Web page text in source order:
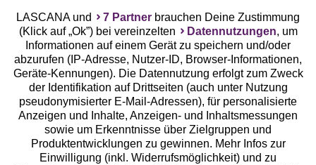
Geprüfte Sicherheit
Unsere Apps
LASCANA und 7 Partner brauchen Deine Zustimmung
(Klick auf „Ok”) bei vereinzelten
Datennutzungen, um
Informationen auf einem Gerät zu speichern und/oder
abzurufen (IP-Adresse, Nutzer-ID, Browser-Informationen,
Geräte-Kennungen). Die Datennutzung erfolgt zum Zweck
der Identifikation auf Drittseiten (auch unter Nutzung
pseudonymisierter E-Mail-Adressen), für personalisierte
Anzeigen und Inhalte, Anzeigen- und Inhaltsmessungen
sowie um Erkenntnisse über Zielgruppen und
Produktentwicklungen zu gewinnen. Mehr Infos zur
Einwilligung (inkl. Widerrufsmöglichkeit) und zu